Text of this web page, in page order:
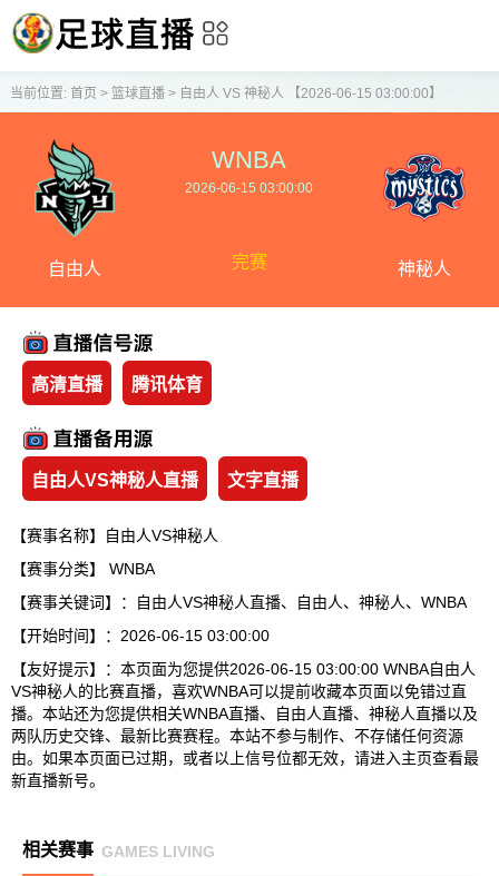
当前位置: 首页 > 篮球直播> 自由人 VS 神秘人 【2026-06-15 03:00:00】
自由人
WNBA
2026-06-15 03:00:00
完赛 神秘人
高清直播 腾讯体育
自由人VS神秘人直播 文字直播
【赛事名称】自由人VS神秘人
【赛事分类】 WNBA
【赛事关键词】：自由人VS神秘人直播、自由人、神秘人、WNBA
【开始时间】：2026-06-15 03:00:00
【友好提示】：本页面为您提供2026-06-15 03:00:00 WNBA自由人
VS神秘人的比赛直播，喜欢WNBA可以提前收藏本页面以免错过直
播。本站还为您提供相关WNBA直播、自由人直播、神秘人直播以及
两队历史交锋、最新比赛赛程。本站不参与制作、不存储任何资源
由。如果本页面已过期，或者以上信号位都无效，请进入主页查看最
新直播新号。
相关赛事 GAMES LIVING